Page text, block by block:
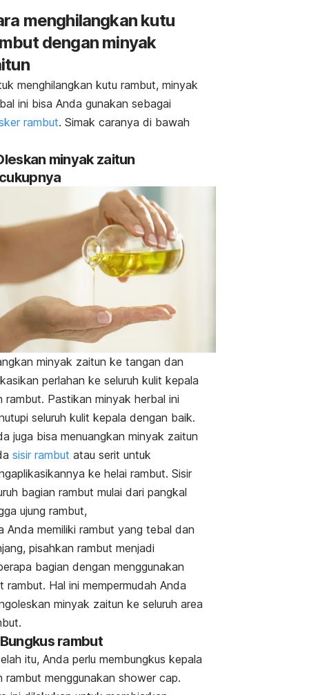
menghilangkan kutu
dengan minyak
menghilangkan kutu rambut, minyak
ini bisa Anda gunakan sebagai
rambut. Simak caranya di bawah
minyak zaitun
minyak zaitun ke tangan dan
perlahan ke seluruh kulit kepala
rambut. Pastikan minyak herbal ini
seluruh kulit kepala dengan baik.
juga bisa menuangkan minyak zaitun
sisir rambut atau serit untuk
ke helai rambut. Sisir
bagian rambut mulai dari pangkal
ujung rambut,
Anda memiliki rambut yang tebal dan
pisahkan rambut menjadi
bagian dengan menggunakan
rambut. Hal ini mempermudah Anda
minyak zaitun ke seluruh area
rambut
itu, Anda perlu membungkus kepala
rambut menggunakan shower cap.